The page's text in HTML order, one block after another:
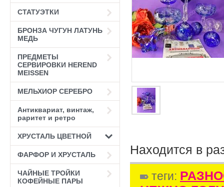
СТАТУЭТКИ
БРОНЗА ЧУГУН ЛАТУНЬ
МЕДЬ
ПРЕДМЕТЫ
СЕРВИРОВКИ HEREND
MEISSEN
МЕЛЬХИОР СЕРЕБРО
Антиквариат, винтаж,
раритет и ретро
ХРУСТАЛЬ ЦВЕТНОЙ
ФАРФОР И ХРУСТАЛЬ
ЧАЙНЫЕ ТРОЙКИ
КОФЕЙНЫЕ ПАРЫ
Находится в
теги: